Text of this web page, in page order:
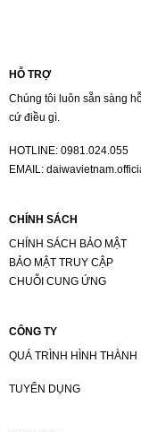
HỖ TRỢ
Chúng tôi luôn sẵn sàng
cứ điều gì.
HOTLINE: 0981.024.055
EMAIL:
CHÍNH SÁCH
CHÍNH SÁCH BẢO MẬT
BẢO MẬT TRUY CẬP
CHUỖI CUNG ỨNG
CÔNG TY
QUÁ TRÌNH HÌNH THÀNH
TUYỂN DỤNG